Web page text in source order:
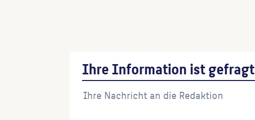
Ihre Information ist gefragt